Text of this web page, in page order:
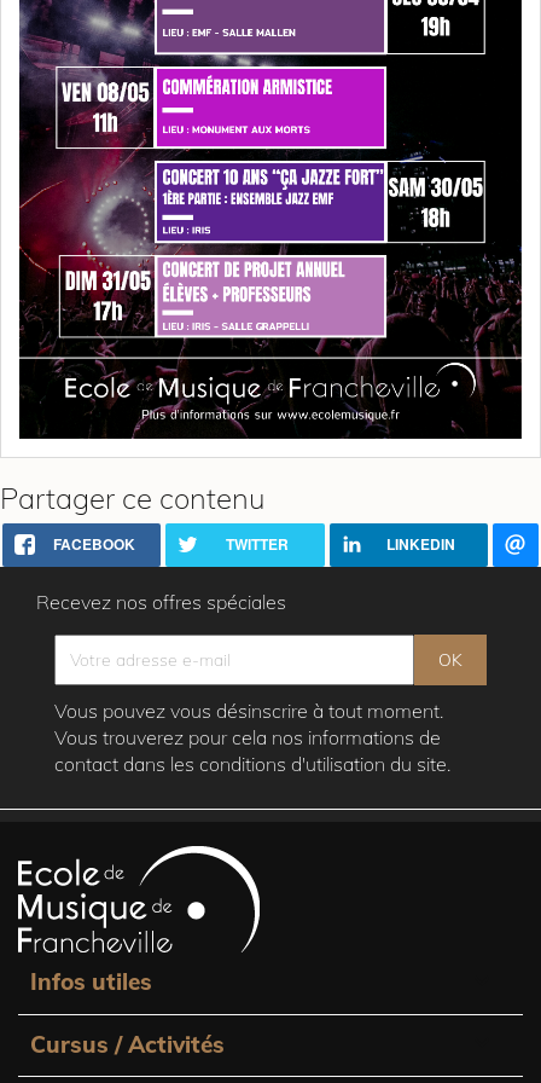
Partager ce contenu
FACEBOOK TWITTER LINKEDIN
Recevez nos offres spéciales
Vous pouvez vous désinscrire à tout moment.
Vous trouverez pour cela nos informations de
contact dans les conditions d'utilisation du site.
Infos utiles
Cursus / Activités